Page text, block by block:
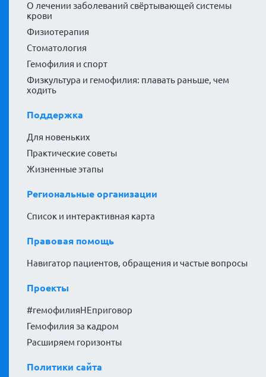
О лечении заболеваний свёртывающей системы
крови
Физиотерапия
Стоматология
Гемофилия и спорт
Физкультура и гемофилия: плавать раньше, чем
ходить
Поддержка
Для новеньких
Практические советы
Жизненные этапы
Региональные организации
Список и интерактивная карта
Правовая помощь
Навигатор пациентов, обращения и частые вопросы
Проекты
#гемофилияНЕприговор
Гемофилия за кадром
Расширяем горизонты
Политики сайта